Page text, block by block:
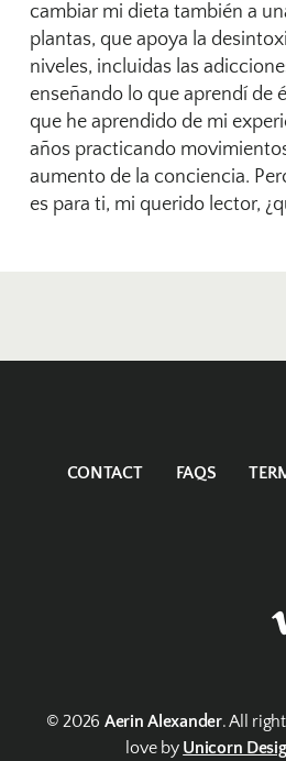
cambiar mi dieta también a
plantas, que apoya la
niveles, incluidas las
enseñando lo que aprendí de
que he aprendido de mi
años practicando
aumento de la conciencia.
es para ti, mi querido lector,
CONTACT FAQS
© 2026 Aerin Alexander. All
love by Unicorn